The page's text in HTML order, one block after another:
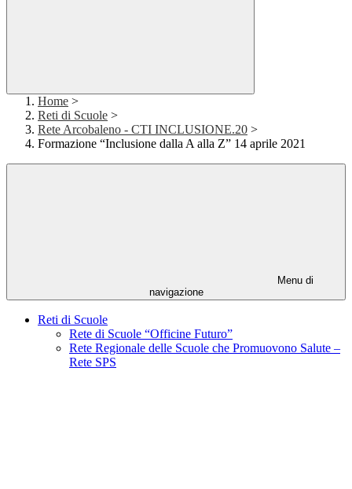
Home >
Reti di Scuole >
Rete Arcobaleno - CTI INCLUSIONE.20 >
Formazione “Inclusione dalla A alla Z” 14 aprile 2021
Menu di
navigazione
Reti di Scuole
Rete di Scuole “Officine Futuro”
Rete Regionale delle Scuole che Promuovono Salute –
Rete SPS